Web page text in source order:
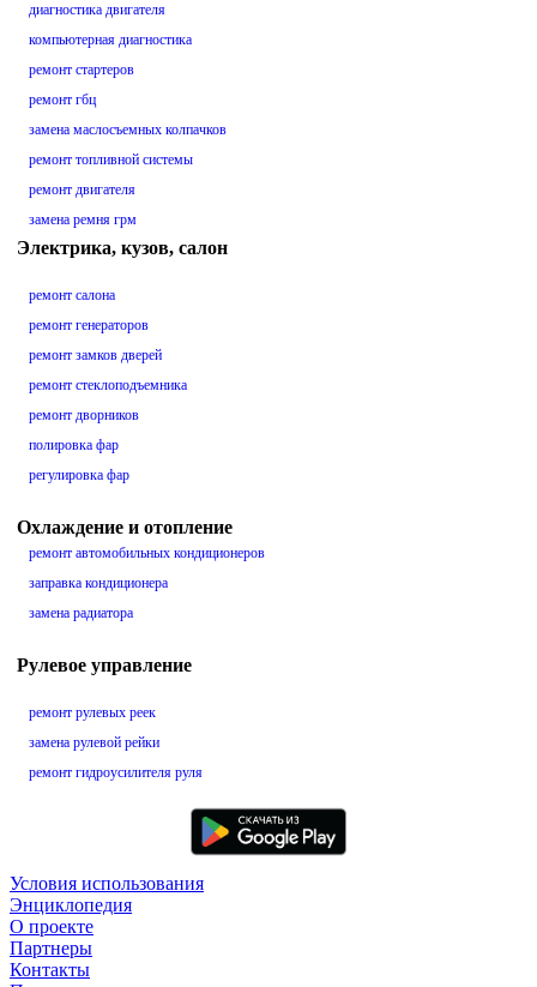
диагностика двигателя
компьютерная диагностика
ремонт стартеров
ремонт гбц
замена маслосъемных колпачков
ремонт топливной системы
ремонт двигателя
замена ремня грм
Электрика, кузов, салон
ремонт салона
ремонт генераторов
ремонт замков дверей
ремонт стеклоподъемника
ремонт дворников
полировка фар
регулировка фар
Охлаждение и отопление
ремонт автомобильных кондиционеров
заправка кондиционера
замена радиатора
Рулевое управление
ремонт рулевых реек
замена рулевой рейки
ремонт гидроусилителя руля
Условия использования
Энциклопедия
О проекте
Партнеры
Контакты